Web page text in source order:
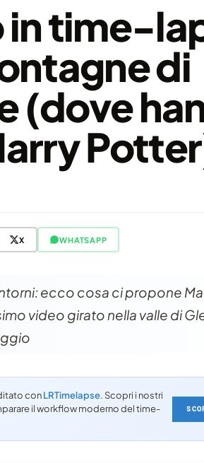
in time-
di
(dove
X WHATSAPP
ecco cosa ci propone
video girato nella valle di
conLRTimelapse. Scopri i nostri
il workflow moderno del time-